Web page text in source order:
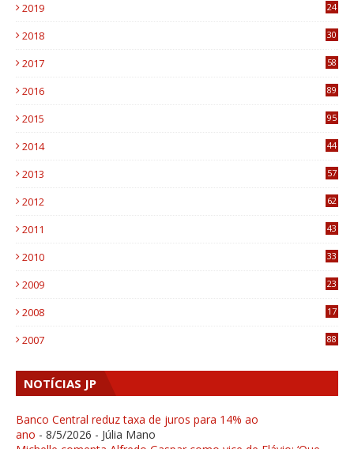
2019
24
2018
30
2017
58
2016
89
2015
95
2014
44
2013
57
2012
62
2011
43
2010
33
2009
23
2008
17
2007 88
NOTÍCIAS JP
Banco Central reduz taxa de juros para 14% ao
ano - 8/5/2026 - Júlia Mano